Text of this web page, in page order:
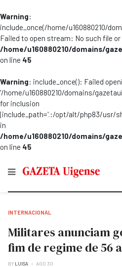
Warning:
include_once(/home/u160880210/
Failed to open stream: No such file
/home/u160880210/domains/
on line 45
Warning: include_once(): Failed
'/home/u160880210/domains/
for inclusion
(include_path='.:/opt/alt/php83/usr/
in
/home/u160880210/domains/
on line 45
INTERNACIONAL
Militares anunciam
fim de regime de 56
BY LUISA AGO 30